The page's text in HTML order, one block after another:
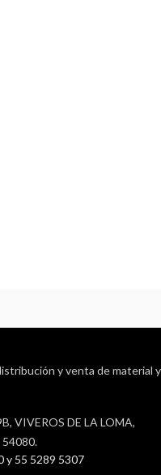
y venta de material y
VIVEROS DE LA LOMA,
54080.
y 55 5289 5307